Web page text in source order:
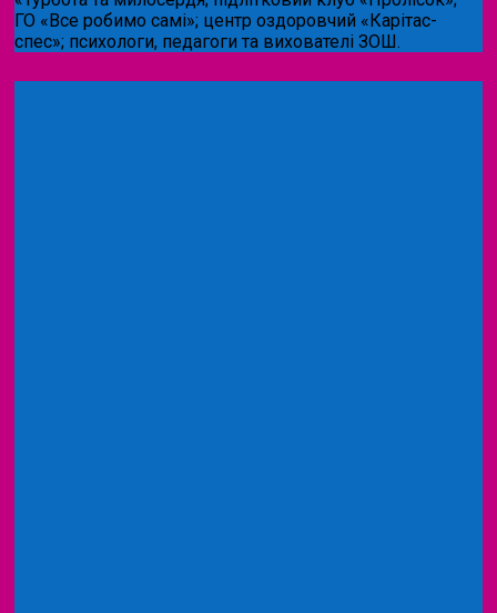
ГО «Все робимо самі»; центр оздоровчий «Карітас-
спес»; психологи, педагоги та вихователі ЗОШ.